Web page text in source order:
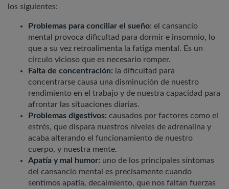
los siguientes:
Problemas para conciliar el sueño: el cansancio
mental provoca dificultad para dormir e insomnio, lo
que a su vez retroalimenta la fatiga mental. Es un
círculo vicioso que es necesario romper.
Falta de concentración: la dificultad para
concentrarse causa una disminución de nuestro
rendimiento en el trabajo y de nuestra capacidad para
afrontar las situaciones diarias.
Problemas digestivos: causados por factores como el
estrés, que dispara nuestros niveles de adrenalina y
acaba alterando el funcionamiento de nuestro
cuerpo, y nuestra mente.
Apatía y mal humor: uno de los principales síntomas
del cansancio mental es precisamente cuando
sentimos apatía, decaimiento, que nos faltan fuerzas